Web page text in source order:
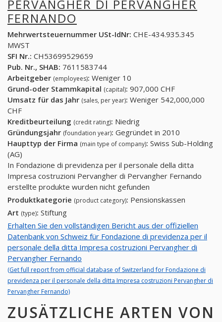
PERVANGHER DI PERVANGHER
FERNANDO
Mehrwertsteuernummer USt-IdNr: CHE-434.935.345
MWST
SFI Nr.: CH53699529659
Pub. Nr., SHAB: 7611583744
Arbeitgeber (employees): Weniger 10
Grund-oder Stammkapital (capital): 907,000 CHF
Umsatz für das Jahr (sales, per year): Weniger 542,000,000
CHF
Kreditbeurteilung (credit rating): Niedrig
Gründungsjahr (foundation year): Gegründet in 2010
Haupttyp der Firma (main type of company): Swiss Sub-Holding
(AG)
In Fondazione di previdenza per il personale della ditta
Impresa costruzioni Pervangher di Pervangher Fernando
erstellte produkte wurden nicht gefunden
Produktkategorie (product category): Pensionskassen
Art (type): Stiftung
Erhalten Sie den vollständigen Bericht aus der offiziellen
Datenbank von Schweiz für Fondazione di previdenza per il
personale della ditta Impresa costruzioni Pervangher di
Pervangher Fernando
(Get full report from official database of Switzerland for Fondazione di
previdenza per il personale della ditta Impresa costruzioni Pervangher di
Pervangher Fernando)
ZUSÄTZLICHE ARTEN VON